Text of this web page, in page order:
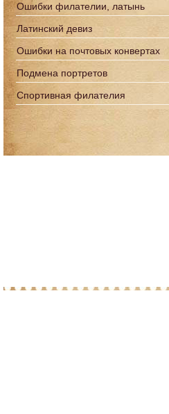
Ошибки филателии, латынь
Латинский девиз
Ошибки на почтовых конвертах
Подмена портретов
Спортивная филателия